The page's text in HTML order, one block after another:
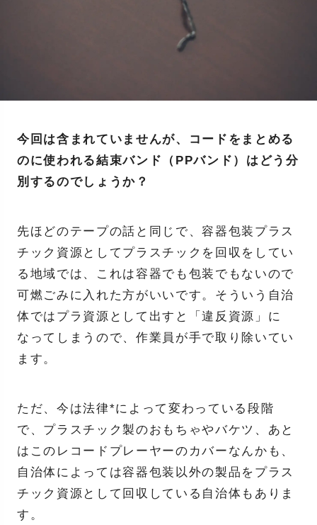
今回は含まれていませんが、コードをまとめる
のに使われる結束バンド（PPバンド）はどう分
別するのでしょうか？
先ほどのテープの話と同じで、容器包装プラス
チック資源としてプラスチックを回収をしてい
る地域では、これは容器でも包装でもないので
可燃ごみに入れた方がいいです。そういう自治
体ではプラ資源として出すと「違反資源」に
なってしまうので、作業員が手で取り除いてい
ます。
ただ、今は法律*によって変わっている段階
で、プラスチック製のおもちゃやバケツ、あと
はこのレコードプレーヤーのカバーなんかも、
自治体によっては容器包装以外の製品をプラス
チック資源として回収している自治体もありま
す。